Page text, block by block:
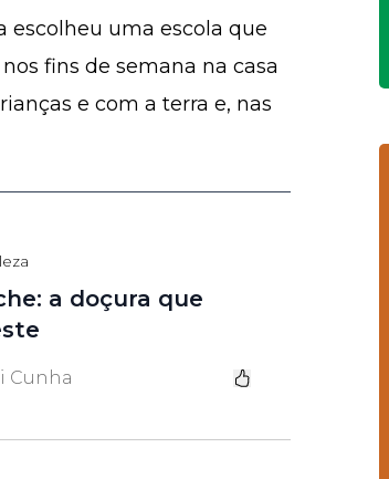
escolheu uma escola que
fins de semana na casa
e com a terra e, nas
a doçura que
Cunha